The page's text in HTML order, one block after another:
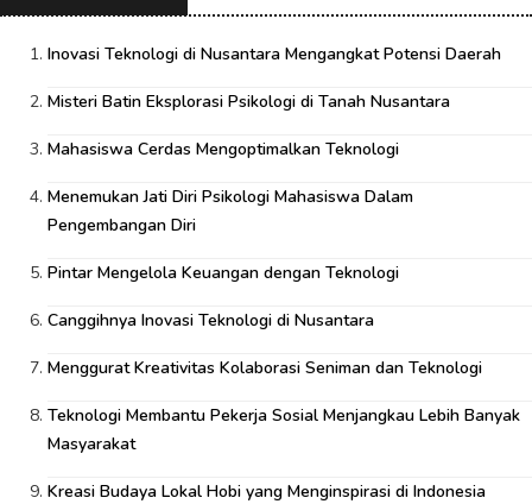
Inovasi Teknologi di Nusantara Mengangkat Potensi Daerah
Misteri Batin Eksplorasi Psikologi di Tanah Nusantara
Mahasiswa Cerdas Mengoptimalkan Teknologi
Menemukan Jati Diri Psikologi Mahasiswa Dalam
Pengembangan Diri
Pintar Mengelola Keuangan dengan Teknologi
Canggihnya Inovasi Teknologi di Nusantara
Menggurat Kreativitas Kolaborasi Seniman dan Teknologi
Teknologi Membantu Pekerja Sosial Menjangkau Lebih Banyak
Masyarakat
Kreasi Budaya Lokal Hobi yang Menginspirasi di Indonesia